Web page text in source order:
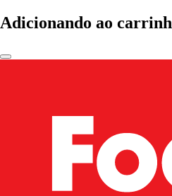
Adicionando ao